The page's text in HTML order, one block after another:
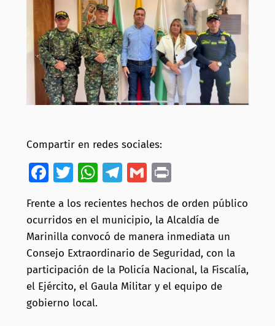
Compartir en redes sociales:
Facebook
Twitter
WhatsApp
Telegram
GmailPrint
Frente a los recientes hechos de orden público
ocurridos en el municipio, la Alcaldía de
Marinilla convocó de manera inmediata un
Consejo Extraordinario de Seguridad, con la
participación de la Policía Nacional, la Fiscalía,
el Ejército, el Gaula Militar y el equipo de
gobierno local.